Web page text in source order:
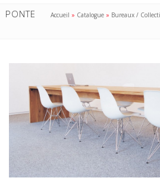
PONTE Accueil » Catalogue » Bureaux /